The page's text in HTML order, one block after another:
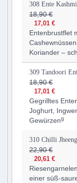
308 Ente
18,90 €
17,01 €
Entenbrustflet
Koriander –
309 Tandoori
18,90 €
17,01 €
Gegrilltes
Joghurt,
Gewürzeng
310 Chilli
22,90 €
20,61 €
einer süß-